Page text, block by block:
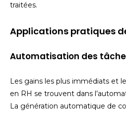
traitées.
Applications pratiques
Automatisation des
Les gains les plus immédiats et
en RH se trouvent dans
La génération automatique de